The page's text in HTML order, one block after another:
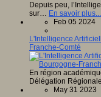
Depuis peu,
sur… En savoir plus...
Feb 05 2024
L'Intelligence
Franche-Comté
En région
Délégation
May 31 2023